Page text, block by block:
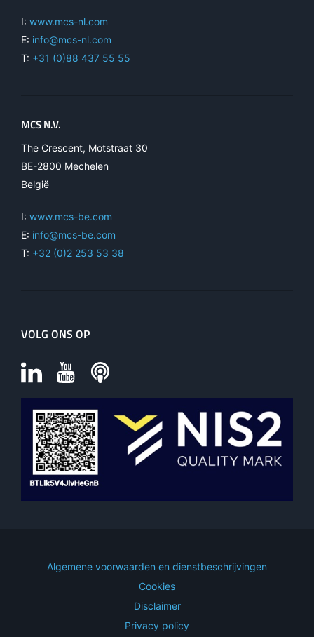
I: www.mcs-nl.com
E: info@mcs-nl.com
T: +31 (0)88 437 55 55
MCS N.V.
The Crescent, Motstraat 30
BE-2800 Mechelen
België
I: www.mcs-be.com
E: info@mcs-be.com
T: +32 (0)2 253 53 38
VOLG ONS OP
Algemene voorwaarden en dienstbeschrijvingen
Cookies
Disclaimer
Privacy policy